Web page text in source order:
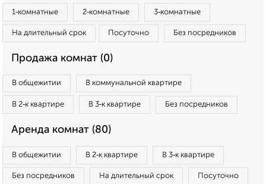
1‑комнатные 2‑комнатные 3‑комнатные
На длительный срок Посуточно Без посредников
Продажа комнат (0)
В общежитии В коммунальной квартире
В 2‑к квартире В 3‑к квартире Без посредников
Аренда комнат (80)
В общежитии В 2‑к квартире В 3‑к квартире
Без посредников На длительный срок Посуточно